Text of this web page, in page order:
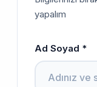
yapalım
Ad Soyad *